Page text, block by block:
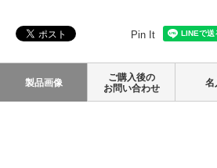
Pin It
製品画像
ご購入後の
お問い合わせ
名